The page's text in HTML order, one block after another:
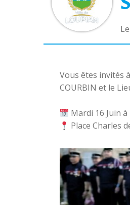
Vous êtes invités
COURBIN et le
Mardi 16 Juin à
Place Charles